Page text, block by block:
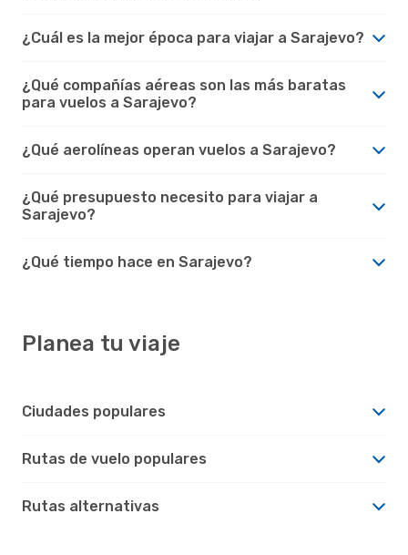
¿Cuál es la mejor época para viajar a Sarajevo?
¿Qué compañías aéreas son las más baratas
para vuelos a Sarajevo?
¿Qué aerolíneas operan vuelos a Sarajevo?
¿Qué presupuesto necesito para viajar a
Sarajevo?
¿Qué tiempo hace en Sarajevo?
Planea tu viaje
Ciudades populares
Rutas de vuelo populares
Rutas alternativas